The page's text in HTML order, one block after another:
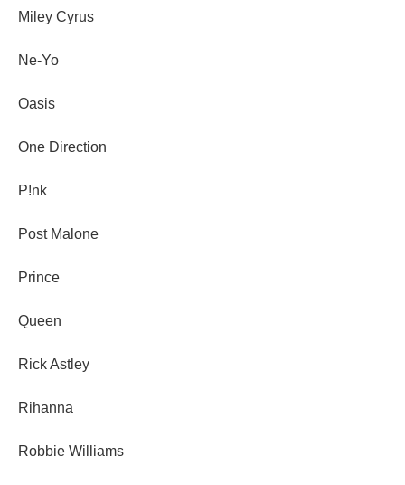
Miley Cyrus
Ne-Yo
Oasis
One Direction
P!nk
Post Malone
Prince
Queen
Rick Astley
Rihanna
Robbie Williams